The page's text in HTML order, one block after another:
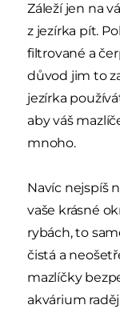
Záleží jen na
z jezírka pít.
filtrované a
důvod jim to
jezírka
aby váš
mnoho.
Navíc nejspíš
vaše krásné
rybách, to
čistá a
mazlíčky
akvárium